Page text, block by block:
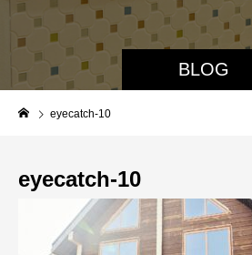
BLOG
eyecatch-10
eyecatch-10